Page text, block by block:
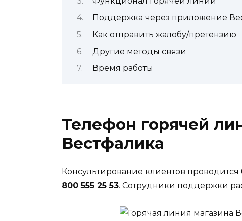
Поддержка через приложение
Как отправить жалобу/претензию
Другие методы связи
Время работы
Телефон горячей
Вестфалика
Консультирование клиентов
800 555 25 53. Сотрудники поддержки